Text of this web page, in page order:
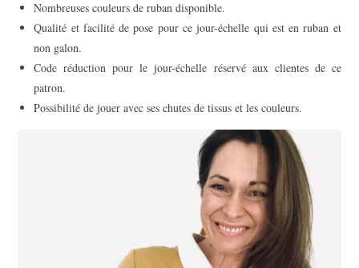
Nombreuses couleurs de ruban disponible.
Qualité et facilité de pose pour ce jour-échelle qui est en ruban et
non galon.
Code réduction pour le jour-échelle réservé aux clientes de ce
patron.
Possibilité de jouer avec ses chutes de tissus et les couleurs.